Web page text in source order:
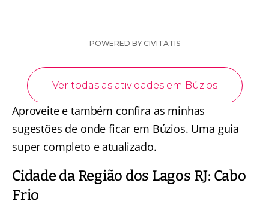
Aproveite e também confira as minhas
sugestões de onde ficar em Búzios. Uma guia
super completo e atualizado.
Cidade da Região dos Lagos RJ: Cabo
Frio